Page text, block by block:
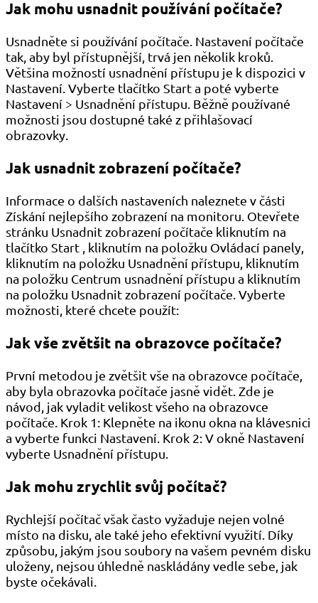
Jak mohu usnadnit používání počítače?
Usnadněte si používání počítače. Nastavení počítače
tak, aby byl přístupnější, trvá jen několik kroků.
Většina možností usnadnění přístupu je k dispozici v
Nastavení. Vyberte tlačítko Start a poté vyberte
Nastavení > Usnadnění přístupu. Běžně používané
možnosti jsou dostupné také z přihlašovací
obrazovky.
Jak usnadnit zobrazení počítače?
Informace o dalších nastaveních naleznete v části
Získání nejlepšího zobrazení na monitoru. Otevřete
stránku Usnadnit zobrazení počítače kliknutím na
tlačítko Start , kliknutím na položku Ovládací panely,
kliknutím na položku Usnadnění přístupu, kliknutím
na položku Centrum usnadnění přístupu a kliknutím
na položku Usnadnit zobrazení počítače. Vyberte
možnosti, které chcete použít:
Jak vše zvětšit na obrazovce počítače?
První metodou je zvětšit vše na obrazovce počítače,
aby byla obrazovka počítače jasně vidět. Zde je
návod, jak vyladit velikost všeho na obrazovce
počítače. Krok 1: Klepněte na ikonu okna na klávesnici
a vyberte funkci Nastavení. Krok 2: V okně Nastavení
vyberte Usnadnění přístupu.
Jak mohu zrychlit svůj počítač?
Rychlejší počítač však často vyžaduje nejen volné
místo na disku, ale také jeho efektivní využití. Díky
způsobu, jakým jsou soubory na vašem pevném disku
uloženy, nejsou úhledně naskládány vedle sebe, jak
byste očekávali.